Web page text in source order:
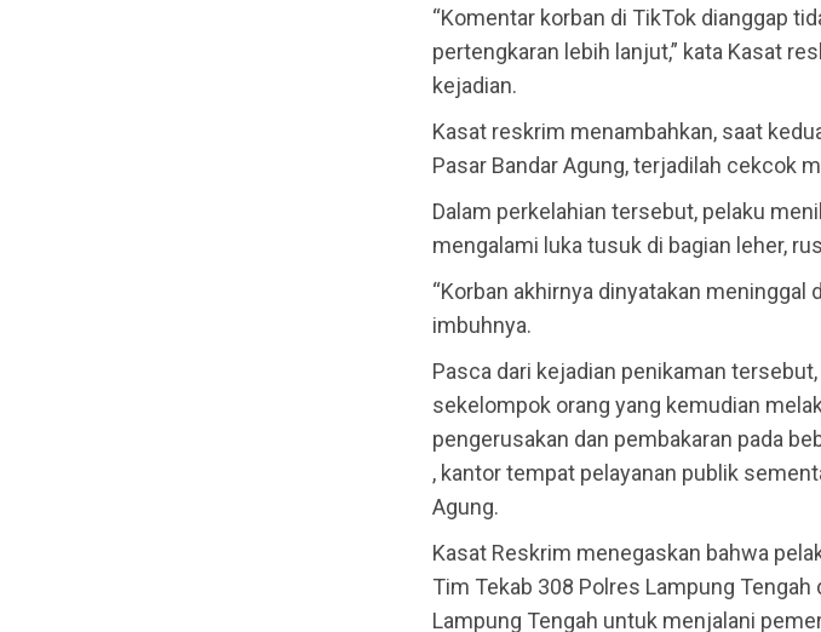
“Komentar korban di TikTok dianggap
pertengkaran lebih lanjut,” kata Kasat
kejadian.
Kasat reskrim menambahkan, saat
Pasar Bandar Agung, terjadilah cekcok
Dalam perkelahian tersebut, pelaku
mengalami luka tusuk di bagian leher,
“Korban akhirnya dinyatakan meninggal
imbuhnya.
Pasca dari kejadian penikaman
sekelompok orang yang kemudian
pengerusakan dan pembakaran pada
, kantor tempat pelayanan publik
Agung.
Kasat Reskrim menegaskan bahwa
Tim Tekab 308 Polres Lampung
Lampung Tengah untuk menjalani